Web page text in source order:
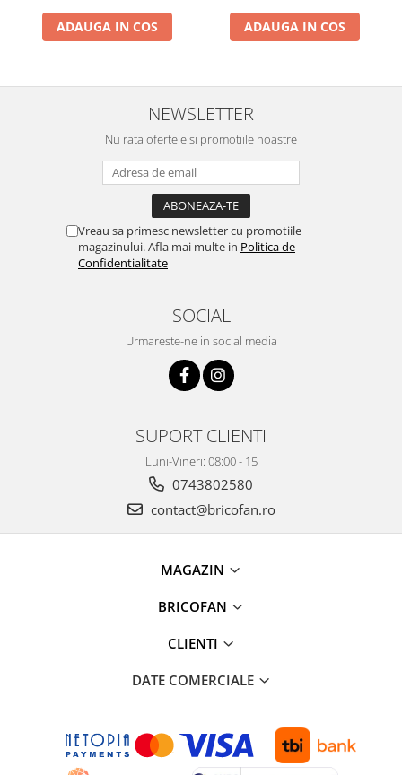
Teascuri
Zdrobitoare electrice
Zdrobitoare manuale
Masini de cusut si accesorii
Articole antidaunatori gradina
Suflante si aspiratoare exterior
Unelte altoit
Unelte manuale de gradina -
Accesorii aragaze & butelii
Prelungitoare & cabluri electrice
Lanterne
Lumina de crestere pentru plante
ADAUGA IN COS ADAUGA IN COS
NEWSLETTER
Nu rata ofertele si promotiile noastre
Vreau sa primesc newsletter cu promotiile
magazinului. Afla mai multe in Politica de
Confidentialitate
SOCIAL
Urmareste-ne in social media
SUPORT CLIENTI
Luni-Vineri: 08:00 - 15
0743802580
contact@bricofan.ro
MAGAZIN
BRICOFAN
CLIENTI
DATE COMERCIALE